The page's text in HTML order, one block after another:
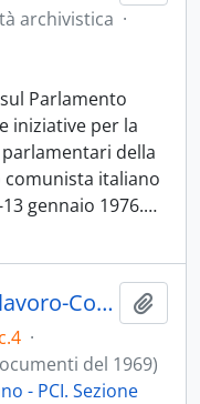
archivistica ·
Parlamento
iniziative per la
della
comunista italiano
gennaio 1976.…
"13 giugno 1971. Piano di lavoro-Conferenza di organizzazione"
·
del 1969)
- PCI. Sezione